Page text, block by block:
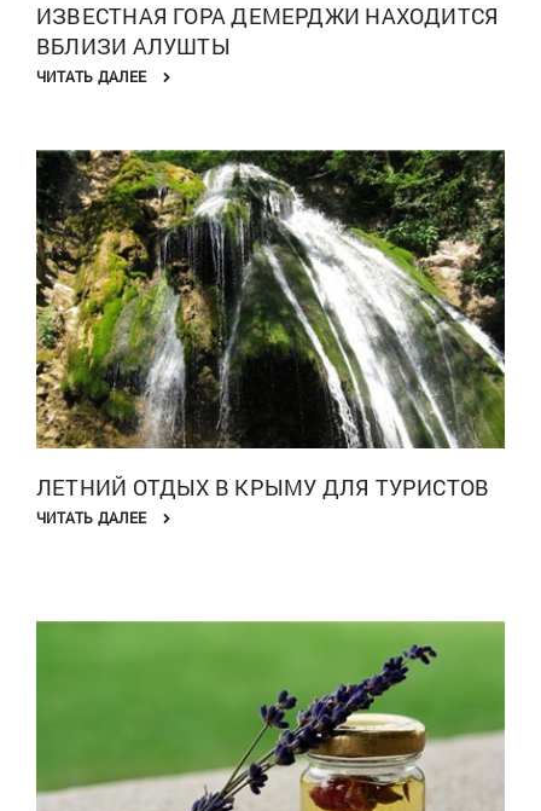
ИЗВЕСТНАЯ ГОРА ДЕМЕРДЖИ НАХОДИТСЯ
ВБЛИЗИ АЛУШТЫ
ЧИТАТЬ ДАЛЕЕ
ЛЕТНИЙ ОТДЫХ В КРЫМУ ДЛЯ ТУРИСТОВ
ЧИТАТЬ ДАЛЕЕ